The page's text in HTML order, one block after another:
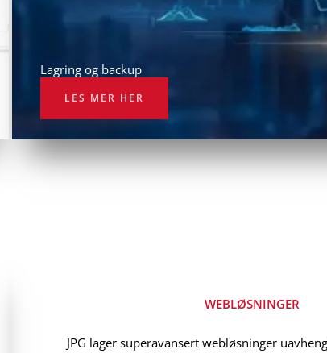
Lagring og backup
LES MER HER
WEBLØSNINGER
JPG lager superavansert webløsninger